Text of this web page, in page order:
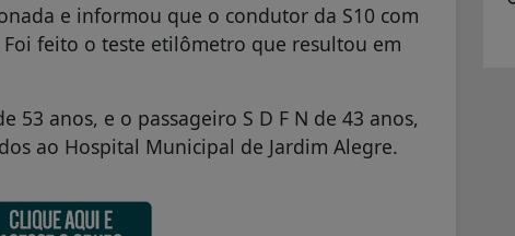
e informou que o condutor da S10 com
feito o teste etilômetro que resultou em
53 anos, e o passageiro S D F N de 43 anos,
ao Hospital Municipal de Jardim Alegre.